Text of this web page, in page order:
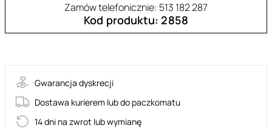
Zamów telefonicznie: 513 182 287
Kod produktu: 2858
Gwarancja dyskrecji
Dostawa kurierem lub do paczkomatu
14 dni na zwrot lub wymianę